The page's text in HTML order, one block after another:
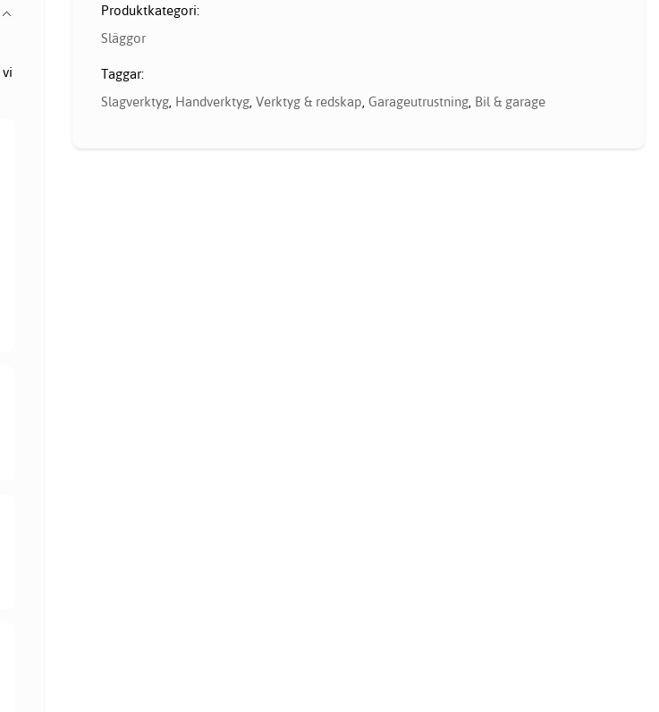
Produktkategori:
Släggor
Taggar:
Slagverktyg Handverktyg Verktyg & redskap Garageutrustning Bil & garage